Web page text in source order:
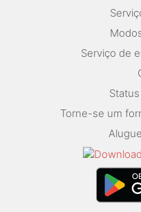
Serviço de
Torne-se um